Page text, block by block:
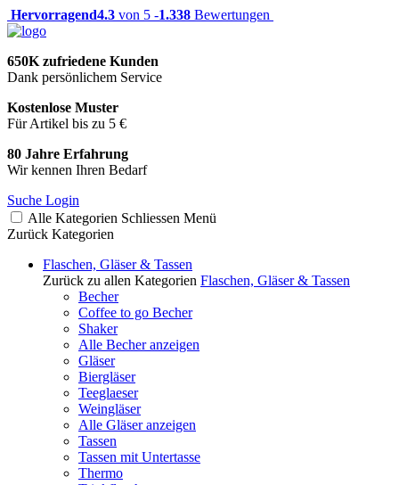
Hervorragend4.3 von 5 -1.338 Bewertungen
650K zufriedene Kunden
Dank persönlichem Service
Kostenlose Muster
Für Artikel bis zu 5 €
80 Jahre Erfahrung
Wir kennen Ihren Bedarf
Suche Login
Alle Kategorien Schliessen Menü
Zurück Kategorien
Flaschen, Gläser & Tassen
Zurück zu allen Kategorien Flaschen, Gläser & Tassen
Becher
Coffee to go Becher
Shaker
Alle Becher anzeigen
Gläser
Biergläser
Teeglaeser
Weingläser
Alle Gläser anzeigen
Tassen
Tassen mit Untertasse
Thermo